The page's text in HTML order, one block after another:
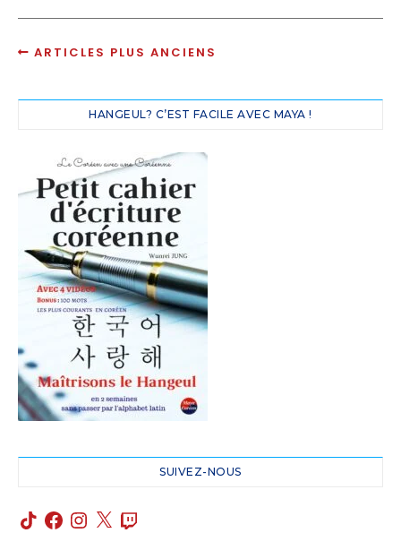
ARTICLES PLUS ANCIENS
HANGEUL? C’EST FACILE AVEC MAYA !
SUIVEZ-NOUS